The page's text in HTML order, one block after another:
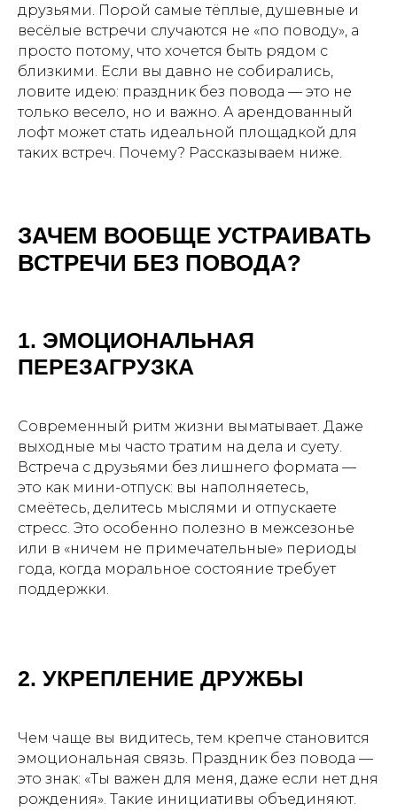
друзьями. Порой самые тёплые, душевные и
весёлые встречи случаются не «по поводу», а
просто потому, что хочется быть рядом с
близкими. Если вы давно не собирались,
ловите идею: праздник без повода — это не
только весело, но и важно. А арендованный
лофт может стать идеальной площадкой для
таких встреч. Почему? Рассказываем ниже.
ЗАЧЕМ ВООБЩЕ УСТРАИВАТЬ
ВСТРЕЧИ БЕЗ ПОВОДА?
1. ЭМОЦИОНАЛЬНАЯ
ПЕРЕЗАГРУЗКА
Современный ритм жизни выматывает. Даже
выходные мы часто тратим на дела и суету.
Встреча с друзьями без лишнего формата —
это как мини-отпуск: вы наполняетесь,
смеётесь, делитесь мыслями и отпускаете
стресс. Это особенно полезно в межсезонье
или в «ничем не примечательные» периоды
года, когда моральное состояние требует
поддержки.
2. УКРЕПЛЕНИЕ ДРУЖБЫ
Чем чаще вы видитесь, тем крепче становится
эмоциональная связь. Праздник без повода —
это знак: «Ты важен для меня, даже если нет дня
рождения». Такие инициативы объединяют.